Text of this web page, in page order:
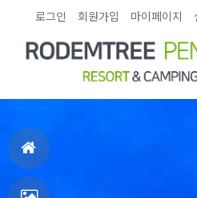
홈
로그인 회원가입 마이페이지